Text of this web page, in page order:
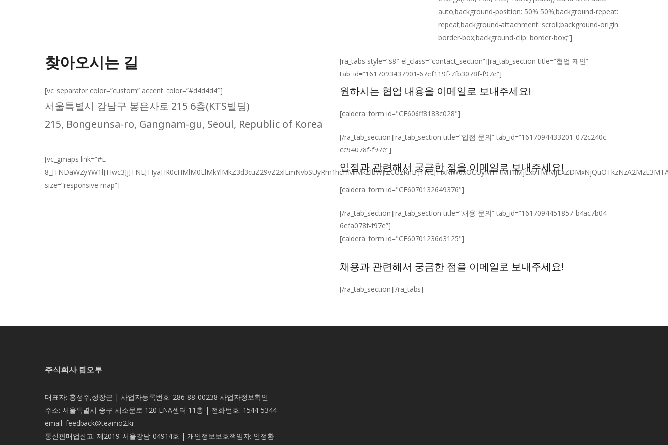
auto;background-position: 50% 50%;background-repeat:
repeat;background-attachment: scroll;background-origin:
border-box;background-clip: border-box;”]
찾아오시는 길
[vc_separator color=”custom” accent_color=”#d4d4d4″]
서울특별시 강남구 봉은사로 215 6층(KTS빌딩)
215, Bongeunsa-ro, Gangnam-gu, Seoul, Republic of Korea
[vc_gmaps link=”#E-
size=”responsive map”]
[ra_tabs style=”s8″ el_class=”contact_section”][ra_tab_section title=”협업 제안”
tab_id=”1617093437901-67ef119f-7fb3078f-f97e”]
원하시는 협업 내용을 이메일로 보내주세요!
[caldera_form id="CF606ff8183c028"]
[/ra_tab_section][ra_tab_section title=”입점 문의” tab_id=”1617094433201-072c240c-
cc94078f-f97e”]
입점과 관련해서 궁금한 점을 이메일로 보내주세요!
[caldera_form id="CF6070132649376"]
[/ra_tab_section][ra_tab_section title=”채용 문의” tab_id=”1617094451857-b4ac7b04-
6efa078f-f97e”]
[caldera_form id="CF60701236d3125"]
채용과 관련해서 궁금한 점을 이메일로 보내주세요!
[/ra_tab_section][/ra_tabs]
주식회사 팀오투
대표자: 홍성주,성장근 | 사업자등록번호: 286-88-00238 사업자정보확인
주소: 서울특별시 중구 서소문로 120 ENA센터 11층 | 전화번호: 1544-5344
email: feedback@teamo2.kr
통신판매업신고: 제2019-서울강남-04914호 | 개인정보보호책임자: 인정환